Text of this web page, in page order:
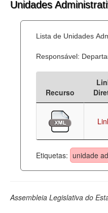
Unidades
Lista de Unidades
Responsável:
Recurso
Etiquetas: unidade
Assembleia Legislativa do